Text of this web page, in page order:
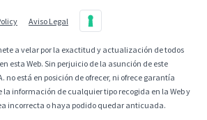
Aviso Legal
a velar por la exactitud y actualización de todos
esta Web. Sin perjuicio de la asunción de este
no está en posición de ofrecer, ni ofrece garantía
la información de cualquier tipo recogida en la Web y
incorrecta o haya podido quedar anticuada.